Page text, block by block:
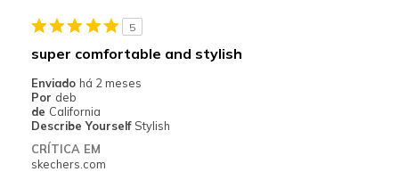
Padded tongue
Responsive
Contras
Slight tongue slippage due to padding
Melhores utilizações
5
super comfortable and stylish
Enviado há 2 meses
Por deb
de California
Describe Yourself Stylish
CRÍTICA EM
skechers.com